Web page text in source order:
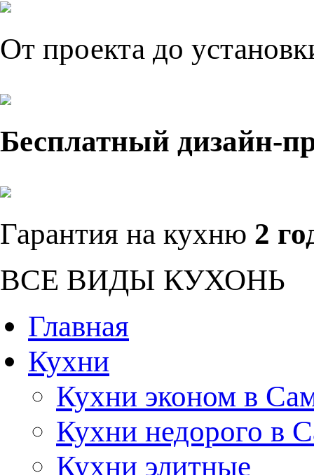
От проекта до
Бесплатный дизайн-
Гарантия на кухню 2
ВСЕ ВИДЫ КУХОНЬ
Главная
Кухни
Кухни эконом в
Кухни недорого в
Кухни элитные